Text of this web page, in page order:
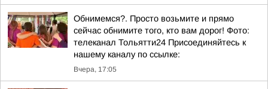
Обнимемся?. Просто возьмите и прямо
сейчас обнимите того, кто вам дорог! Фото:
телеканал Тольятти24 Присоединяйтесь к
нашему каналу по ссылке:
Вчера, 17:05